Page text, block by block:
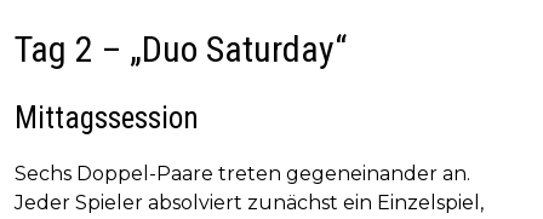
Tag 2 – „Duo Saturday“
Mittagssession
Sechs Doppel-Paare treten gegeneinander an.
Jeder Spieler absolviert zunächst ein Einzelspiel,